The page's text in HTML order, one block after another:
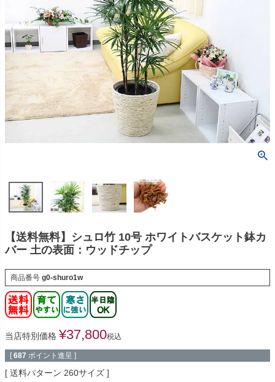
【送料無料】シュロ竹 10号 ホワイトバスケット鉢カ
バー 土の表面：ウッドチップ
商品番号 g0-shuro1w
当店特別価格 ¥37,800税込
[ 687 ポイント進呈 ]
送料パターン 260サイズ